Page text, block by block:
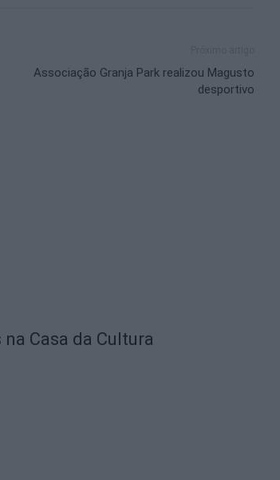
Associação Granja Park realizou Magusto
desportivo
Casa da Cultura